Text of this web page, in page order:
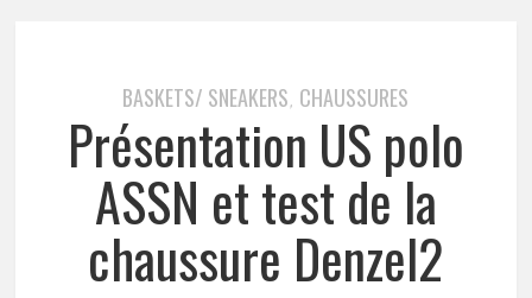
BASKETS/ SNEAKERS, CHAUSSURES
Présentation US polo
ASSN et test de la
chaussure Denzel2